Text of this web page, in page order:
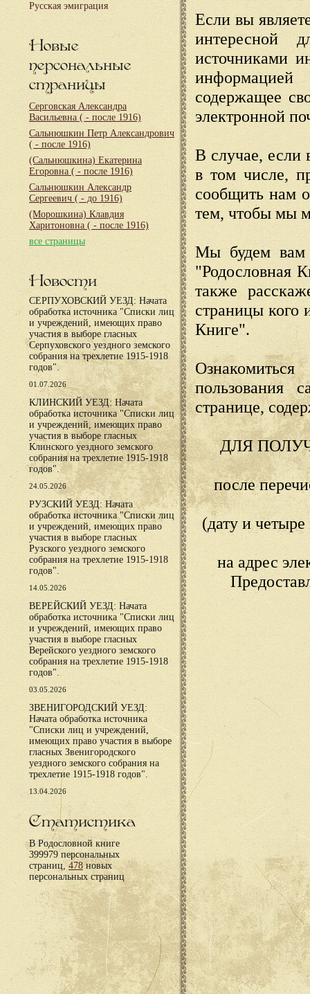
Русская эмиграция
Новые
персональные
страницы
Серговская Александра
Васильевна ( - после 1916)
Сальнюшкин Петр Александрович
( - после 1916)
(Сальнюшкина) Екатерина
Егоровна ( - после 1916)
Сальнюшкин Александр
Сергеевич ( - до 1916)
(Морошкина) Клавдия
Харитоновна ( - после 1916)
все страницы
Новости
СЕРПУХОВСКИЙ УЕЗД: Начата
обработка источника "Списки лиц
и учреждений, имеющих право
участия в выборе гласных
Серпуховского уездного земского
собрания на трехлетие 1915-1918
годов".
01.07.2026
КЛИНСКИЙ УЕЗД: Начата
обработка источника "Списки лиц
и учреждений, имеющих право
участия в выборе гласных
Клинского уездного земского
собрания на трехлетие 1915-1918
годов".
24.05.2026
РУЗСКИЙ УЕЗД: Начата
обработка источника "Списки лиц
и учреждений, имеющих право
участия в выборе гласных
Рузского уездного земского
собрания на трехлетие 1915-1918
годов".
14.05.2026
ВЕРЕЙСКИЙ УЕЗД: Начата
обработка источника "Списки лиц
и учреждений, имеющих право
участия в выборе гласных
Верейского уездного земского
собрания на трехлетие 1915-1918
годов".
03.05.2026
ЗВЕНИГОРОДСКИЙ УЕЗД:
Начата обработка источника
"Списки лиц и учреждений,
имеющих право участия в выборе
гласных Звенигородского
уездного земского собрания на
трехлетие 1915-1918 годов".
13.04.2026
Статистика
В Родословной книге
399979 персональных
страниц,478новых
персональных страниц
Если вы
интересной
источниками
содержащее
электронной
В случае, если
в том числе,
сообщить нам
тем, чтобы мы
Мы будем вам
"Родословная
также
страницы кого
Книге".
пользования
странице,
ДЛЯ
после
(дату и
на адрес